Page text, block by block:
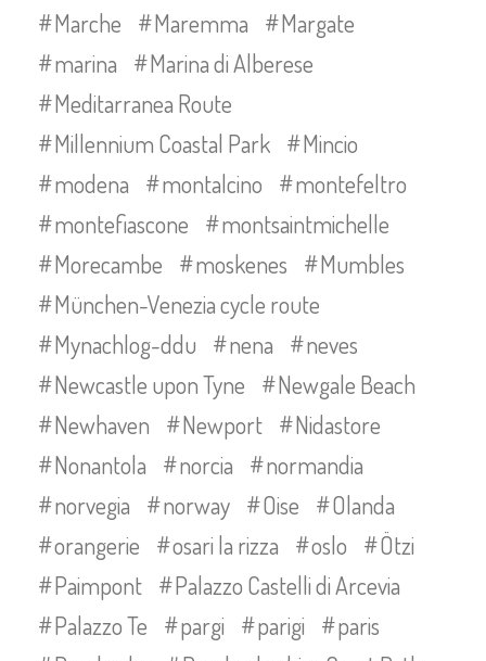
Marche
Maremma
Margate
marina
Marina di Alberese
Meditarranea Route
Millennium Coastal Park
Mincio
modena
montalcino
montefeltro
montefiascone
montsaintmichelle
Morecambe
moskenes
Mumbles
München-Venezia cycle route
Mynachlog-ddu
nena
neves
Newcastle upon Tyne
Newgale Beach
Newhaven
Newport
Nidastore
Nonantola
norcia
normandia
norvegia
norway Oise
Olanda
orangerie
osari la rizza oslo
Ötzi
Paimpont
Palazzo Castelli di Arcevia
Palazzo Te
pargi parigi
paris